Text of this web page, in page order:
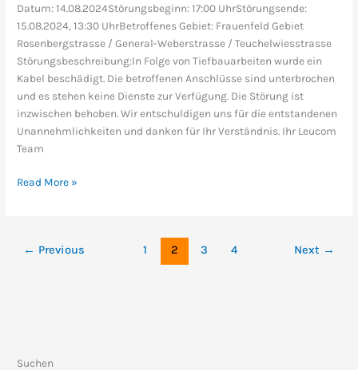
Datum: 14.08.2024Störungsbeginn: 17:00 UhrStörungsende:
15.08.2024, 13:30 UhrBetroffenes Gebiet: Frauenfeld Gebiet
Rosenbergstrasse / General-Weberstrasse / Teuchelwiesstrasse
Störungsbeschreibung:In Folge von Tiefbauarbeiten wurde ein
Kabel beschädigt. Die betroffenen Anschlüsse sind unterbrochen
und es stehen keine Dienste zur Verfügung. Die Störung ist
inzwischen behoben. Wir entschuldigen uns für die entstandenen
Unannehmlichkeiten und danken für Ihr Verständnis. Ihr Leucom
Team
Read More »
← Previous 1 2 3 4 Next →
Suchen